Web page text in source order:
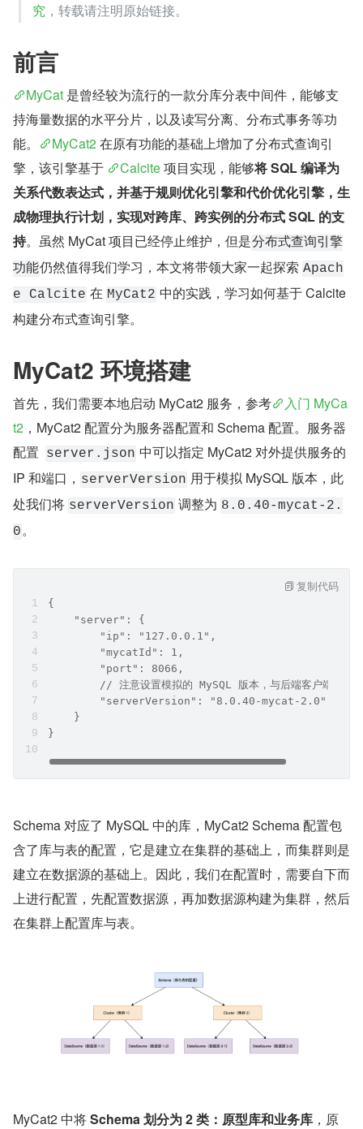
究 ，转载请注明原始链接。
前言
MyCat 是曾经较为流行的一款分库分表中间件，能够支
持海量数据的水平分片，以及读写分离、分布式事务等功
能。
MyCat2 在原有功能的基础上增加了分布式查询引
擎，该引擎基于
Calcite 项目实现，能够将 SQL 编译为
关系代数表达式，并基于规则优化引擎和代价优化引擎，生
成物理执行计划，实现对跨库、跨实例的分布式 SQL 的支
持。虽然 MyCat 项目已经停止维护，但是分布式查询引擎
功能仍然值得我们学习，本文将带领大家一起探索 Apach
e Calcite 在 MyCat2 中的实践，学习如何基于 Calcite
构建分布式查询引擎。
MyCat2 环境搭建
首先，我们需要本地启动 MyCat2 服务，参考
入门 MyCa
t2 ，MyCat2 配置分为服务器配置和 Schema 配置。服务器
配置
server.json 中可以指定 MyCat2 对外提供服务的
IP 和端口， serverVersion 用于模拟 MySQL 版本，此
处我们将 serverVersion 调整为 8.0.40-mycat-2.
0。
{
    "server": {
        "ip": "127.0.0.1",
        "mycatId": 1,
        "port": 8066,
// 注意设置模拟的 MySQL 版本，与后端客户端版本
        "serverVersion": "8.0.40-mycat-2.0"
    }
}
复制代码
Schema 对应了 MySQL 中的库，MyCat2 Schema 配置包
含了库与表的配置，它是建立在集群的基础上，而集群则是
建立在数据源的基础上。因此，我们在配置时，需要自下而
上进行配置，先配置数据源，再加数据源构建为集群，然后
在集群上配置库与表。
MyCat2 中将 Schema 划分为 2 类：原型库和业务库 ，原